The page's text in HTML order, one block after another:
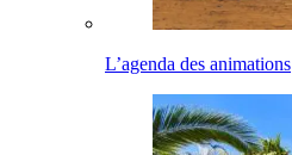
L’agenda des animations